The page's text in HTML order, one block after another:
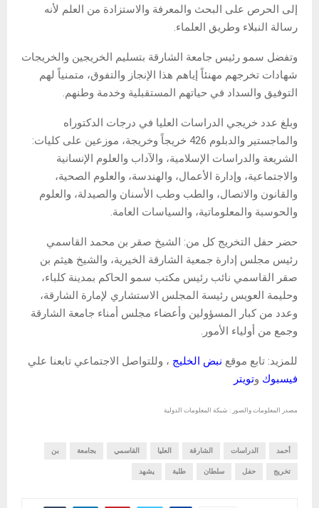
إلى الحرص على البحث والمعرفة والاستزادة من العلم لأنه
رسالة النبلاء وطريق العلماء.
وتفضل سمو رئيس جامعة الشارقة بتسليم الخريجين والخريجات
شهادات تخرجهم مهنئاً إياهم هذا الإنجاز والتفوق، متمنياً لهم
التوفيق والسداد في حياتهم المستقبلية وخدمة وطنهم.
وبلغ عدد خريجي الدراسات العليا في درجات الدكتوراه
والماجستير والدبلوم 426 خريجاً وخريجة، موزعين على كليات:
الشريعة والدراسات الإسلامية، والآداب والعلوم الإنسانية
والاجتماعية، وإدارة الأعمال، والهندسة، والعلوم الصحية،
والقانون والاتصال، والطب وطب الأسنان والصيدلة، والعلوم
والحوسبة والمعلوماتية، والسياسات العامة.
حضر حفل التخريج كل من: الشيخ صقر بن محمد القاسمي
رئيس مجلس إدارة جمعية الشارقة الخيرية، والشيخ هيثم بن
صقر القاسمي نائب رئيس مكتب سمو الحاكم بمدينة كلباء،
وحليمة العويس رئيسة المجلس الاستشاري لإمارة الشارقة،
وعدد من كبار المسؤولين وأعضاء مجلس أمناء جامعة الشارقة
وجمع من أولياء الأمور.
للمزيد: تابع موقع نبض الخليج ، وللتواصل الاجتماعي تابعنا علي
فيسبوك وتويتر
مصدر المعلومات والصور : شبكة المعلومات الدولية
أحمد الدراسات الشارقة العليا القاسمي بجامعة بن
تخريج حفل سلطان طلبة يشهد